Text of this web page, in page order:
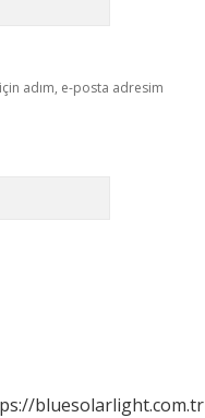
adım, e-posta adresim
bluesolarlight.com.tr